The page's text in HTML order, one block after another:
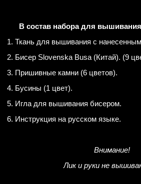
В состав набора для
1. Ткань для вышивания с
2. Бисер Slovenska Busa (Китай). (9
3. Пришивные камни (6 цветов).
4. Бусины (1 цвет).
5. Игла для вышивания бисером.
6. Инструкция на русском языке.
Внимание!
Лик и руки не